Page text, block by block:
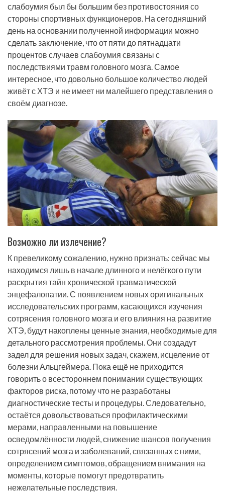
слабоумия был бы большим без противостояния со
стороны спортивных функционеров. На сегодняшний
день на основании полученной информации можно
сделать заключение, что от пяти до пятнадцати
процентов случаев слабоумия связаны с
последствиями травм головного мозга. Самое
интересное, что довольно большое количество людей
живёт с ХТЭ и не имеет ни малейшего представления о
своём диагнозе.
Возможно ли излечение?
К превеликому сожалению, нужно признать: сейчас мы
находимся лишь в начале длинного и нелёгкого пути
раскрытия тайн хронической травматической
энцефалопатии. С появлением новых оригинальных
исследовательских программ, касающихся изучения
сотрясения головного мозга и его влияния на развитие
ХТЭ, будут накоплены ценные знания, необходимые для
детального рассмотрения проблемы. Они создадут
задел для решения новых задач, скажем, исцеление от
болезни Альцгеймера. Пока ещё не приходится
говорить о всестороннем понимании существующих
факторов риска, потому что не разработаны
диагностические тесты и процедуры. Следовательно,
остаётся довольствоваться профилактическими
мерами, направленными на повышение
осведомлённости людей, снижение шансов получения
сотрясений мозга и заболеваний, связанных с ними,
определением симптомов, обращением внимания на
моменты, которые помогут предотвратить
нежелательные последствия.